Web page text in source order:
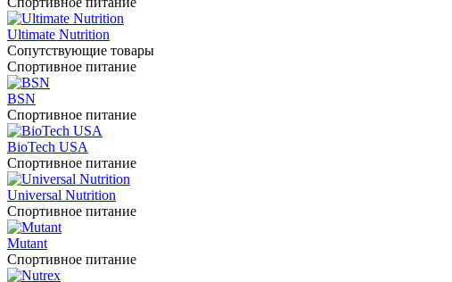
Ultimate Nutrition
Сопутствующие товары
Спортивное питание
BSN
Спортивное питание
BioTech USA
Спортивное питание
Universal Nutrition
Спортивное питание
Mutant
Спортивное питание